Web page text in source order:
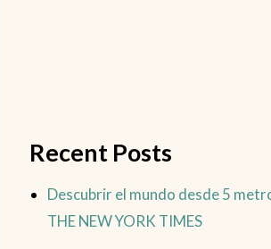
Recent Posts
Descubrir el mundo desde 5
THE NEW YORK TIMES